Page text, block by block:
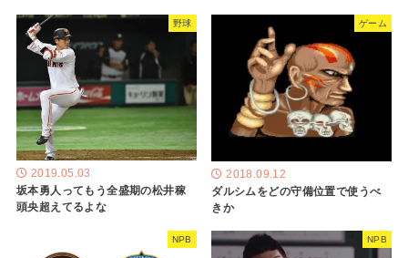
野球
2019.05.03
坂本勇人ってもう全盛期の松井稼
頭央超えてるよな
ゲーム
2018.09.12
ダルシムをどの守備位置で使うべ
きか
NPB NPB